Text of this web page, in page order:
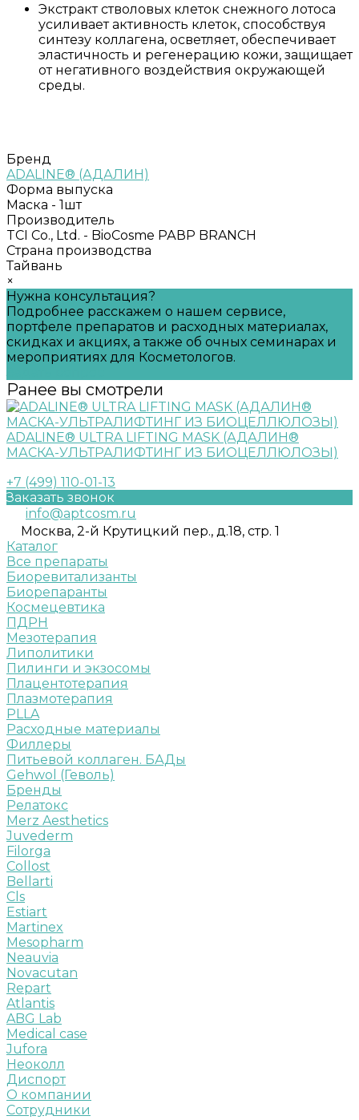
Экстракт стволовых клеток снежного лотоса
усиливает активность клеток, способствуя
синтезу коллагена, осветляет, обеспечивает
эластичность и регенерацию кожи, защищает
от негативного воздействия окружающей
среды.
Бренд
ADALINE® (АДАЛИН)
Форма выпуска
Маска - 1шт
Производитель
TCI Со., Ltd. - BioCosme РАВР BRANCH
Страна производства
Тайвань
×
Нужна консультация?
Подробнее расскажем о нашем сервисе,
портфеле препаратов и расходных материалах,
скидках и акциях, а также об очных семинарах и
мероприятиях для Косметологов.
Ранее вы смотрели
ADALINE® ULTRA LIFTING MASK (АДАЛИН®
МАСКА-УЛЬТРАЛИФТИНГ ИЗ БИОЦЕЛЛЮЛОЗЫ)
+7 (499) 110-01-13
Заказать звонок
info@aptcosm.ru
Москва, 2-й Крутицкий пер., д.18, стр. 1
Каталог
Все препараты
Биоревитализанты
Биорепаранты
Космецевтика
ПДРН
Мезотерапия
Липолитики
Пилинги и экзосомы
Плацентотерапия
Плазмотерапия
PLLA
Расходные материалы
Филлеры
Питьевой коллаген. БАДы
Gehwol (Геволь)
Бренды
Релатокс
Merz Aesthetics
Juvederm
Filorga
Collost
Bellarti
Cls
Estiart
Martinex
Mesopharm
Neauvia
Novacutan
Repart
Atlantis
ABG Lab
Medical case
Jufora
Неоколл
Диспорт
О компании
Сотрудники